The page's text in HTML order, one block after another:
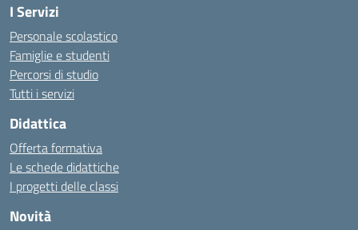
I Servizi
Personale scolastico
Famiglie e studenti
Percorsi di studio
Tutti i servizi
Didattica
Offerta formativa
Le schede didattiche
I progetti delle classi
Novità